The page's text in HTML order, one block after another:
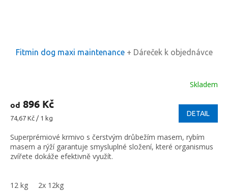
Fitmin dog maxi maintenance + Dáreček k objednávce
Skladem
od 896 Kč
Měrná
74,67 Kč / 1 kg
DETAIL
Superprémiové krmivo s čerstvým drůbežím masem, rybím
masem a rýží garantuje smysluplné složení, které organismus
zvířete dokáže efektivně využít.
12 kg 2x 12kg